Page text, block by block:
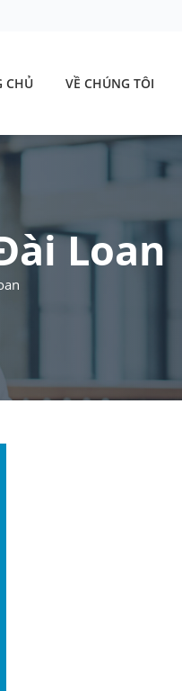
CHỦ VỀ CHÚNG TÔI
Loan